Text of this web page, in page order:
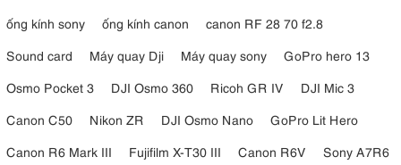
ống kính sony
ống kính canon
canon RF 28 70 f2.8
Sound card
Máy quay Dji Máy quay sony
GoPro hero 13
Osmo Pocket 3
DJI Osmo 360 Ricoh GR IV
DJI Mic 3
Canon C50
Nikon ZR DJI Osmo Nano
GoPro Lit Hero
Canon R6 Mark III
Fujifilm X-T30 III Canon R6V
Sony A7R6